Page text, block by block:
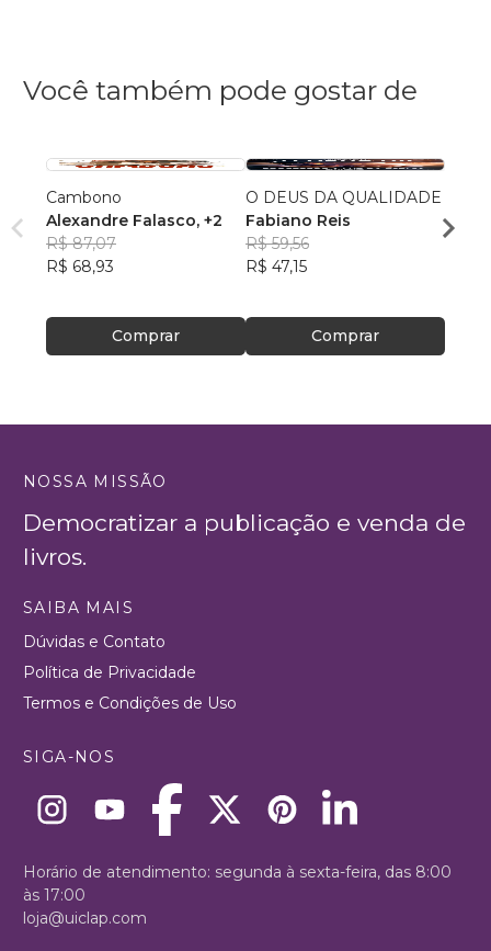
Você também pode gostar de
Cambono
Alexandre Falasco, +2
R$ 87,07
R$ 68,93
Comprar
O DEUS DA QUALIDADE
Fabiano Reis
R$ 59,56
R$ 47,15
Comprar
NOSSA MISSÃO
Democratizar a publicação e venda de
livros.
SAIBA MAIS
Dúvidas e Contato
Política de Privacidade
Termos e Condições de Uso
SIGA-NOS
Horário de atendimento: segunda à sexta-feira, das 8:00
às 17:00
loja@uiclap.com